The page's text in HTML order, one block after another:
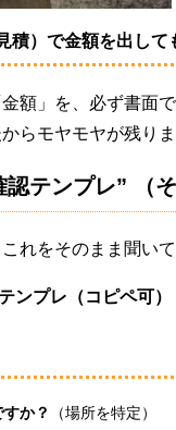
積）で金額を出して
額」を、必ず書面で
らモヤモヤが残りま
テンプレ” （
れをそのまま聞いて
ンプレ（コピペ可）
か？
（場所を特定）